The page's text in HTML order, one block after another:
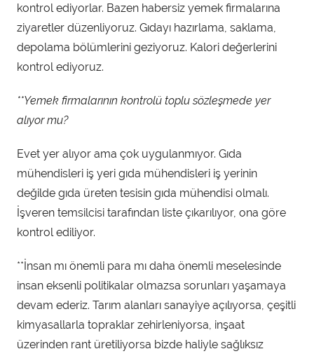
kontrol ediyorlar. Bazen habersiz yemek firmalarına
ziyaretler düzenliyoruz. Gıdayı hazırlama, saklama,
depolama bölümlerini geziyoruz. Kalori değerlerini
kontrol ediyoruz.
**Yemek firmalarının kontrolü toplu sözleşmede yer
alıyor mu?
Evet yer alıyor ama çok uygulanmıyor. Gıda
mühendisleri iş yeri gıda mühendisleri iş yerinin
değilde gıda üreten tesisin gıda mühendisi olmalı.
İşveren temsilcisi tarafından liste çıkarılıyor, ona göre
kontrol ediliyor.
**İnsan mı önemli para mı daha önemli meselesinde
insan eksenli politikalar olmazsa sorunları yaşamaya
devam ederiz. Tarım alanları sanayiye açılıyorsa, çeşitli
kimyasallarla topraklar zehirleniyorsa, inşaat
üzerinden rant üretiliyorsa bizde haliyle sağlıksız